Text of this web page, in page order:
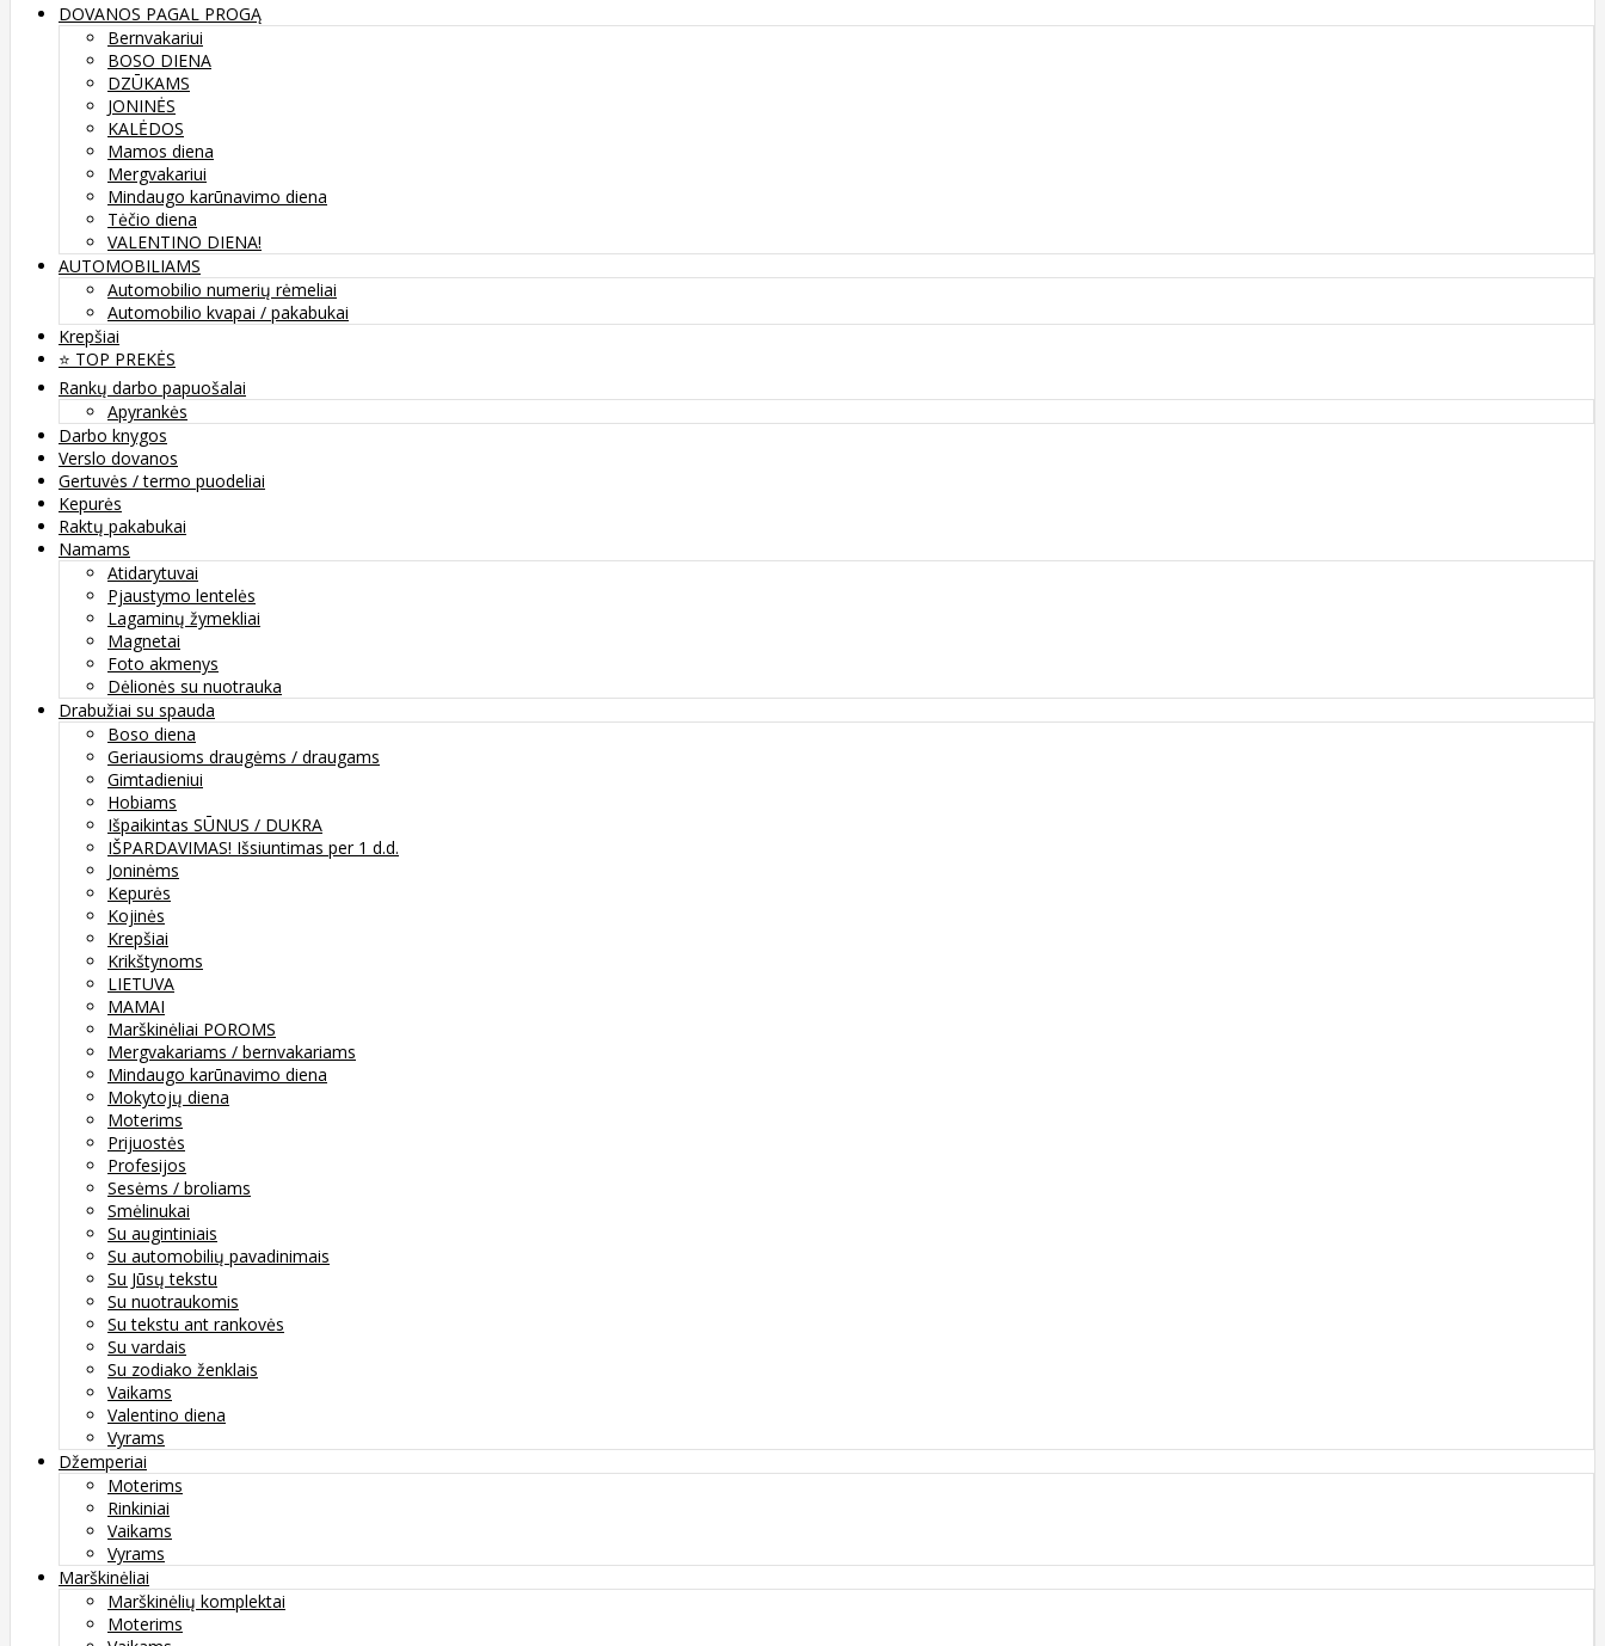
DOVANOS PAGAL PROGĄ
Bernvakariui
BOSO DIENA
DZŪKAMS
JONINĖS
KALĖDOS
Mamos diena
Mergvakariui
Mindaugo karūnavimo diena
Tėčio diena
VALENTINO DIENA!
AUTOMOBILIAMS
Automobilio numerių rėmeliai
Automobilio kvapai / pakabukai
Krepšiai
⭐️ TOP PREKĖS
Rankų darbo papuošalai
Apyrankės
Darbo knygos
Verslo dovanos
Gertuvės / termo puodeliai
Kepurės
Raktų pakabukai
Namams
Atidarytuvai
Pjaustymo lentelės
Lagaminų žymekliai
Magnetai
Foto akmenys
Dėlionės su nuotrauka
Drabužiai su spauda
Boso diena
Geriausioms draugėms / draugams
Gimtadieniui
Hobiams
Išpaikintas SŪNUS / DUKRA
IŠPARDAVIMAS! Išsiuntimas per 1 d.d.
Joninėms
Kepurės
Kojinės
Krepšiai
Krikštynoms
LIETUVA
MAMAI
Marškinėliai POROMS
Mergvakariams / bernvakariams
Mindaugo karūnavimo diena
Mokytojų diena
Moterims
Prijuostės
Profesijos
Sesėms / broliams
Smėlinukai
Su augintiniais
Su automobilių pavadinimais
Su Jūsų tekstu
Su nuotraukomis
Su tekstu ant rankovės
Su vardais
Su zodiako ženklais
Vaikams
Valentino diena
Vyrams
Džemperiai
Moterims
Rinkiniai
Vaikams
Vyrams
Marškinėliai
Marškinėlių komplektai
Moterims